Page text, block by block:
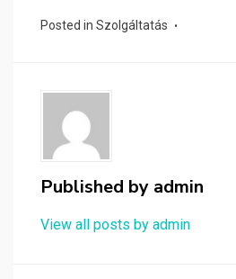
Posted in Szolgáltatás
Published by admin
View all posts by admin